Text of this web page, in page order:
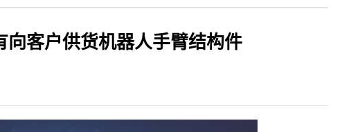
向客户供货机器人手臂结构件